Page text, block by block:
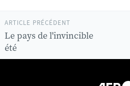
ARTICLE PRÉCÉDENT
Le pays de l'invincible
été